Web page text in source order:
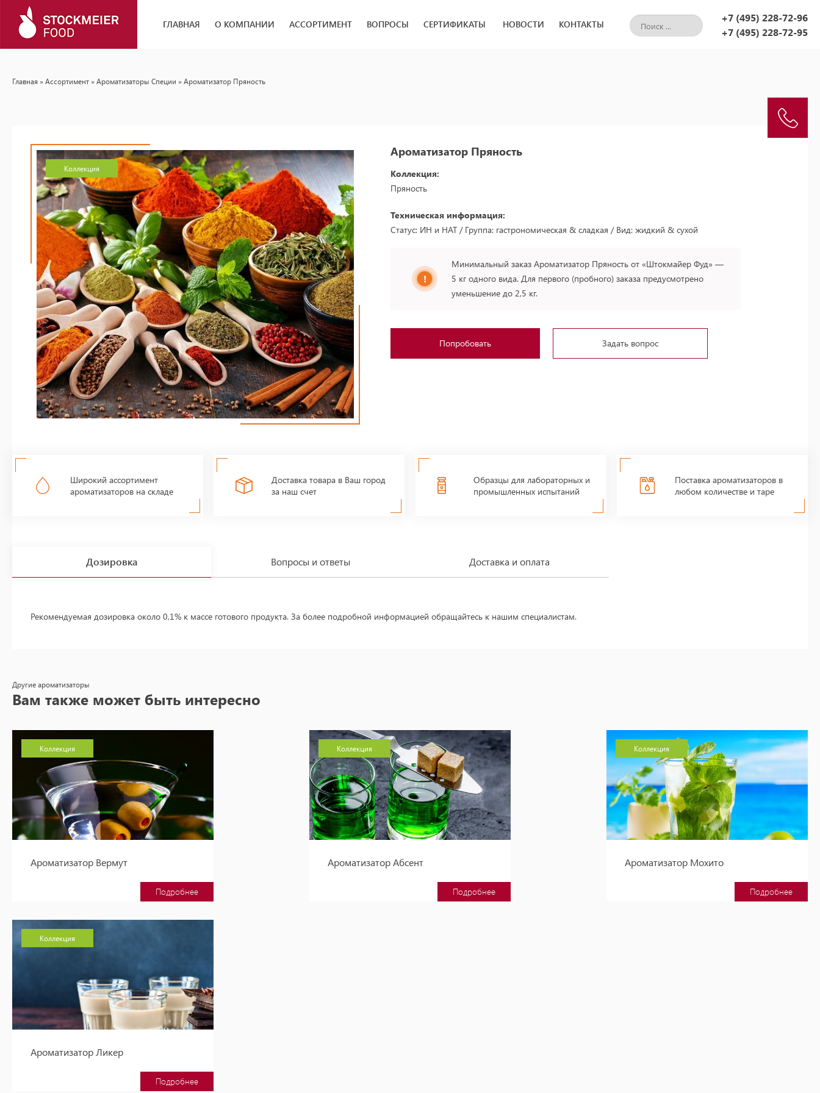
ГЛАВНАЯ О КОМПАНИИ АССОРТИМЕНТ ВОПРОСЫ СЕРТИФИКАТЫ НОВОСТИ КОНТАКТЫ
+7 (495) 228-72-96
+7 (495) 228-72-95
Главная »Ассортимент »Ароматизаторы Специи » Ароматизатор Пряность
Коллекция
Ароматизатор Пряность
Коллекция:
Пряность
Техническая информация:
Статус: ИН и НАТ / Группа: гастрономическая & сладкая / Вид: жидкий & сухой
Минимальный заказ Ароматизатор Пряность от «Штокмайер Фуд» —
5 кг одного вида. Для первого (пробного) заказа предусмотрено
уменьшение до 2,5 кг.
Попробовать Задать вопрос
Широкий ассортимент
ароматизаторов на складе
Доставка товара в Ваш город
за наш счет
Образцы для лабораторных и
промышленных испытаний
Поставка ароматизаторов в
любом количестве и таре
Дозировка Вопросы и ответы Доставка и оплата
Рекомендуемая дозировка около 0,1% к массе готового продукта. За более подробной информацией обращайтесь к нашим специалистам.
Другие ароматизаторы
Вам также может быть интересно
Коллекция
Ароматизатор Вермут
Подробнее
Коллекция
Ароматизатор Абсент
Подробнее
Коллекция
Ароматизатор Мохито
Подробнее
Коллекция
Ароматизатор Ликер
Подробнее